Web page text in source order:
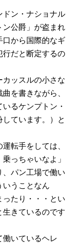
ドン・ナショナル
ン公爵」が盗まれ
口から国際的なギ
行だと断定するの
カッスルの小さな
を書きながら、
るケンプトン・
ています。）と
転手をしては、
っちゃいなよ」
、パン工場で働い
いうことなん
ったり・・・とい
生きているのです
働いているヘレ